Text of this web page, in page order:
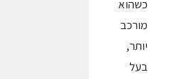
כשהוא
מורכב
יותר,
בעל